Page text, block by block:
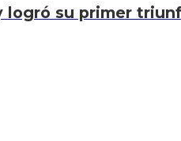
logró su primer